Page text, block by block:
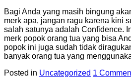
Bagi Anda yang masih bingung
merk apa, jangan ragu karena kini
salah satunya adalah Confidence.
merk popok orang tua yang bisa
popok ini juga sudah tidak
banyak orang tua yang
Posted in Uncategorized 1